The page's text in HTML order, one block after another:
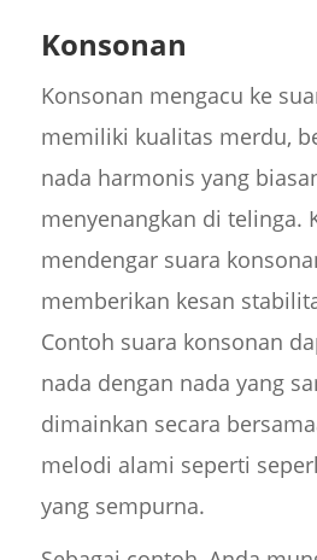
Konsonan
Konsonan mengacu ke
memiliki kualitas merdu,
nada harmonis yang
menyenangkan di telinga.
mendengar suara
memberikan kesan
Contoh suara konsonan
nada dengan nada yang
dimainkan secara
melodi alami seperti
yang sempurna.